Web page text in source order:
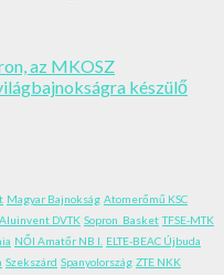
az MKOSZ
készülő
Magyar Bajnokság Atomerőmű KSC
Aluinvent DVTK Sopron_Basket TFSE-MTK
NŐI Amatőr NB I. ELTE-BEAC Újbuda
Szekszárd Spanyolország ZTE NKK